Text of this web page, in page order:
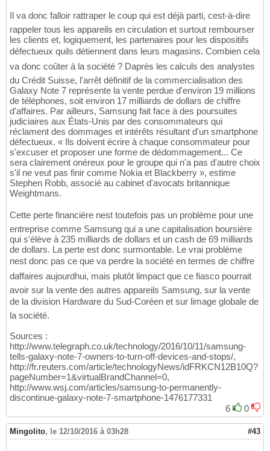
Il va donc falloir rattraper le coup qui est déjà parti, cest-à-dire
rappeler tous les appareils en circulation et surtout rembourser
les clients et, logiquement, les partenaires pour les dispositifs
défectueux quils détiennent dans leurs magasins. Combien cela
va donc coûter à la société ? Daprès les calculs des analystes
du Crédit Suisse, l'arrêt définitif de la commercialisation des
Galaxy Note 7 représente la vente perdue d'environ 19 millions
de téléphones, soit environ 17 milliards de dollars de chiffre
d'affaires. Par ailleurs, Samsung fait face à des poursuites
judiciaires aux États-Unis par des consommateurs qui
réclament des dommages et intérêts résultant d'un smartphone
défectueux. « Ils doivent écrire à chaque consommateur pour
s'excuser et proposer une forme de dédommagement... Ce
sera clairement onéreux pour le groupe qui n'a pas d'autre choix
s'il ne veut pas finir comme Nokia et Blackberry », estime
Stephen Robb, associé au cabinet d'avocats britannique
Weightmans.
Cette perte financière nest toutefois pas un problème pour une
entreprise comme Samsung qui a une capitalisation boursière
qui s'élève à 235 milliards de dollars et un cash de 69 milliards
de dollars. La perte est donc surmontable. Le vrai problème
nest donc pas ce que va perdre la société en termes de chiffre
daffaires aujourdhui, mais plutôt limpact que ce fiasco pourrait
avoir sur la vente des autres appareils Samsung, sur la vente
de la division Hardware du Sud-Coréen et sur limage globale de
la société.
Sources :
http://www.telegraph.co.uk/technology/2016/10/11/samsung-
tells-galaxy-note-7-owners-to-turn-off-devices-and-stops/,
http://fr.reuters.com/article/technologyNews/idFRKCN12B10Q?
pageNumber=1&virtualBrandChannel=0,
http://www.wsj.com/articles/samsung-to-permanently-
discontinue-galaxy-note-7-smartphone-1476177331
6
0
Mingolito, le 12/10/2016 à 03h28 #43